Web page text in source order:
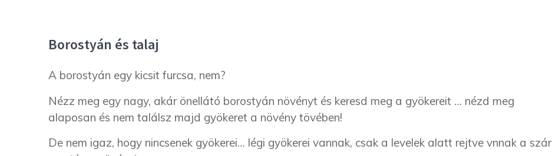
Borostyán és talaj
A borostyán egy kicsit furcsa, nem?
Nézz meg egy nagy, akár önellátó borostyán növényt és keresd meg a gyökereit … nézd meg
alaposan és nem találsz majd gyökeret a növény tövében!
De nem igaz, hogy nincsenek gyökerei… légi gyökerei vannak, csak a levelek alatt rejtve vnnak a szár